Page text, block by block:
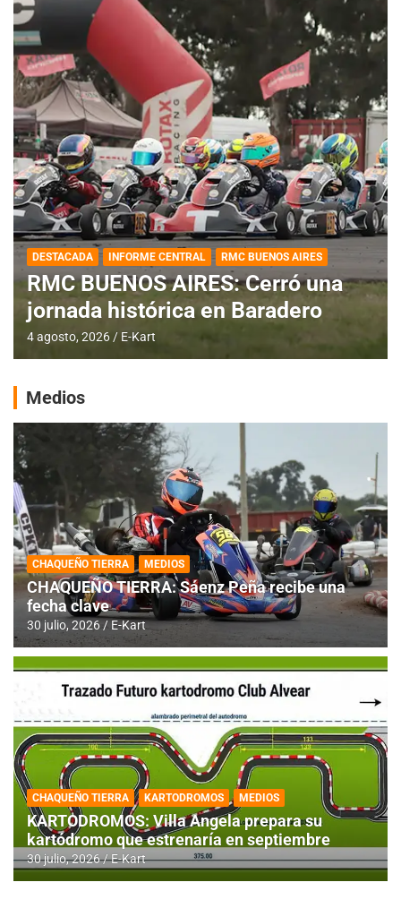
DESTACADA INFORME CENTRAL RMC BUENOS AIRES
RMC BUENOS AIRES: Cerró una
jornada histórica en Baradero
4 agosto, 2026 E-Kart
Medios
CHAQUEÑO TIERRA MEDIOS
CHAQUEÑO TIERRA: Sáenz Peña recibe una
fecha clave
30 julio, 2026 E-Kart
CHAQUEÑO TIERRA KARTODROMOS MEDIOS
KARTODROMOS: Villa Angela prepara su
kartódromo que estrenaría en septiembre
30 julio, 2026 E-Kart